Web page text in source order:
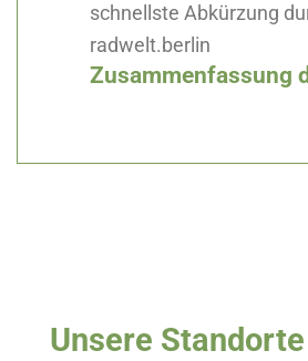
schnellste Abkürzung
radwelt.berlin
Zusammenfassung
Unsere Standorte